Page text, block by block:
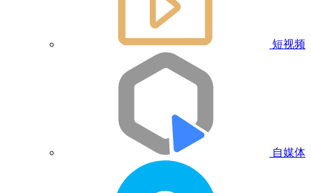
短视频
自媒体